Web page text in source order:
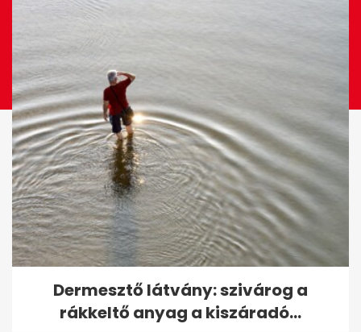
Tarr Zoltán: zajlik a közmédia
átvilágítása, jön a nyilvános...
Dermesztő látvány: szivárog a
rákkeltő anyag a kiszáradó...